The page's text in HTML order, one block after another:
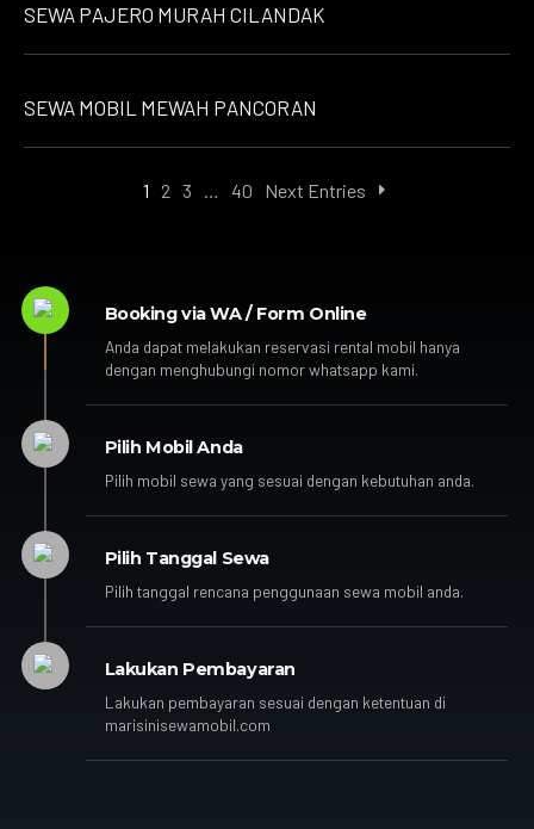
SEWA PAJERO MURAH CILANDAK
SEWA MOBIL MEWAH PANCORAN
1 2 3 40 Next Entries
Booking via WA / Form Online
Anda dapat melakukan reservasi rental mobil hanya
dengan menghubungi nomor whatsapp kami.
Pilih Mobil Anda
Pilih mobil sewa yang sesuai dengan kebutuhan anda.
Pilih Tanggal Sewa
Pilih tanggal rencana penggunaan sewa mobil anda.
Lakukan Pembayaran
Lakukan pembayaran sesuai dengan ketentuan di
marisinisewamobil.com